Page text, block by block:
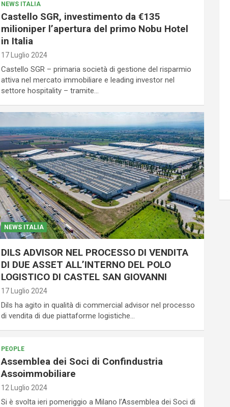
NEWS ITALIA
Castello SGR, investimento da €135
milioniper l’apertura del primo Nobu Hotel
in Italia
17 Luglio 2024
Castello SGR – primaria società di gestione del risparmio
attiva nel mercato immobiliare e leading investor nel
settore hospitality – tramite…
NEWS ITALIA
DILS ADVISOR NEL PROCESSO DI VENDITA
DI DUE ASSET ALL’INTERNO DEL POLO
LOGISTICO DI CASTEL SAN GIOVANNI
17 Luglio 2024
Dils ha agito in qualità di commercial advisor nel processo
di vendita di due piattaforme logistiche…
PEOPLE
Assemblea dei Soci di Confindustria
Assoimmobiliare
12 Luglio 2024
Si è svolta ieri pomeriggio a Milano l’Assemblea dei Soci di